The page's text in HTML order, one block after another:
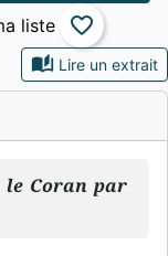
auto_stories Lire un extrait
le Coran par
favorite_border